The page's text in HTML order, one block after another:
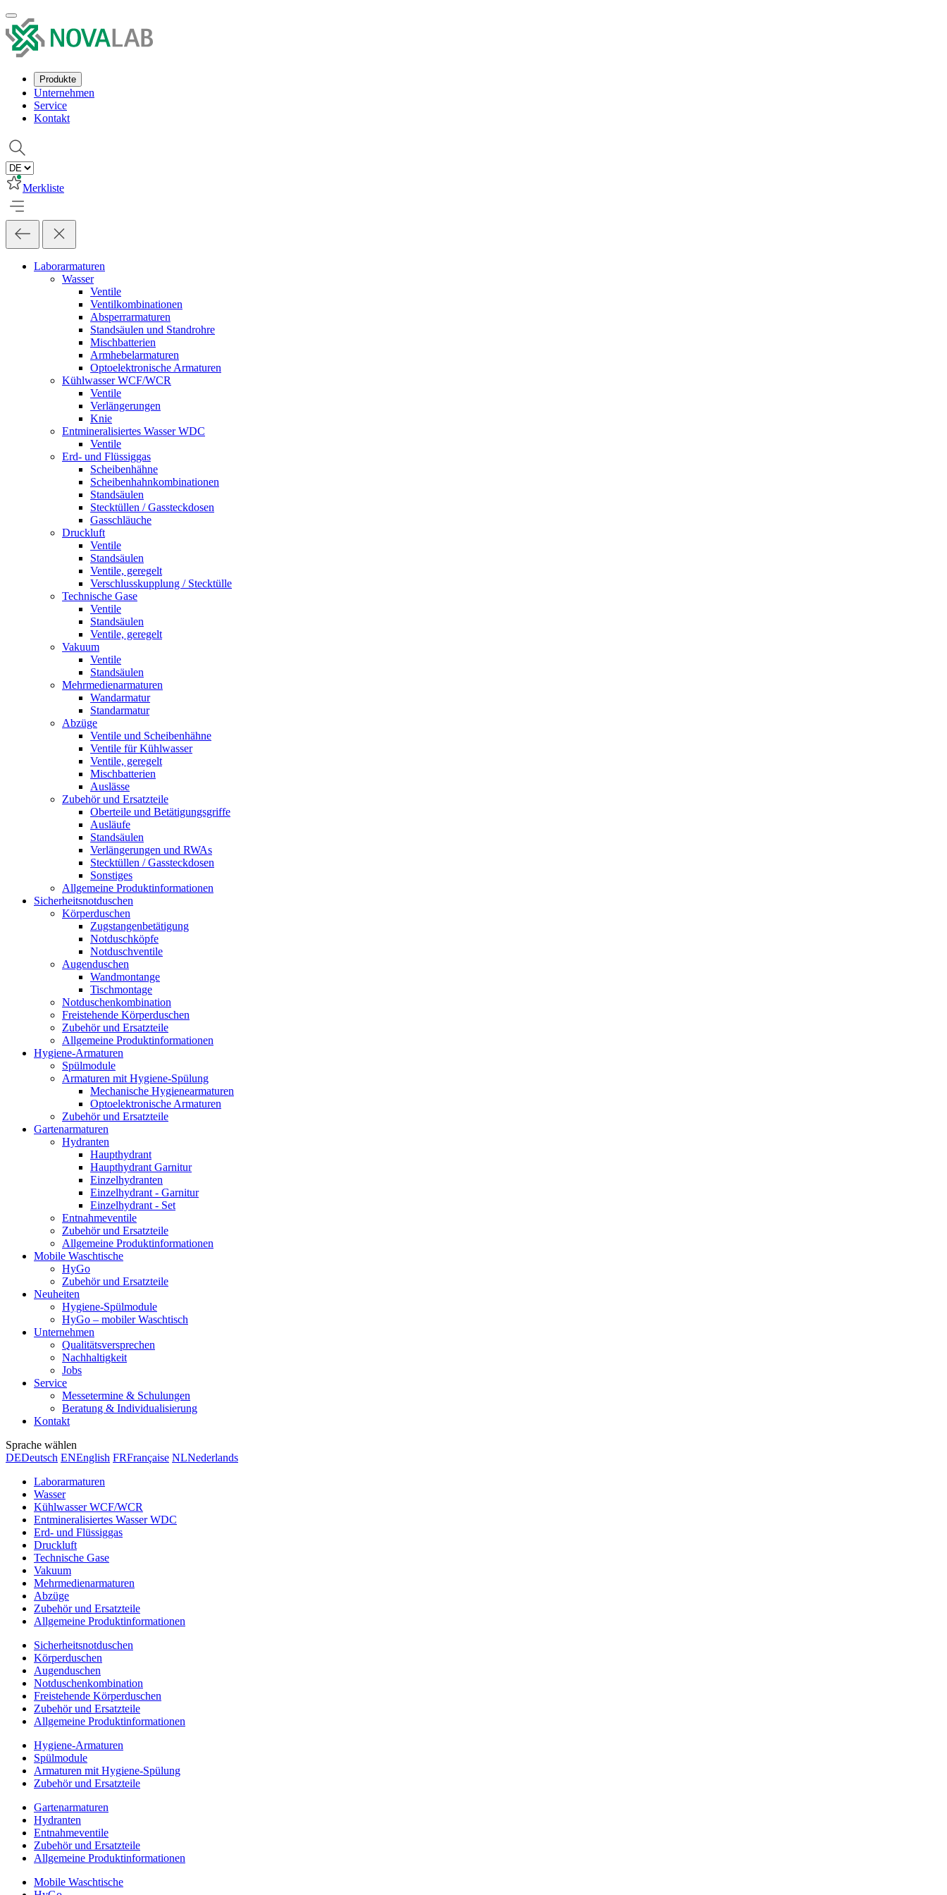
Produkte
Unternehmen
Service
Kontakt
Merkliste
Laborarmaturen
Wasser
Ventile
Ventilkombinationen
Absperrarmaturen
Standsäulen und Standrohre
Mischbatterien
Armhebelarmaturen
Optoelektronische Armaturen
Kühlwasser WCF/WCR
Ventile
Verlängerungen
Knie
Entmineralisiertes Wasser WDC
Ventile
Erd- und Flüssiggas
Scheibenhähne
Scheibenhahnkombinationen
Standsäulen
Stecktüllen / Gassteckdosen
Gasschläuche
Druckluft
Ventile
Standsäulen
Ventile, geregelt
Verschlusskupplung / Stecktülle
Technische Gase
Ventile
Standsäulen
Ventile, geregelt
Vakuum
Ventile
Standsäulen
Mehrmedienarmaturen
Wandarmatur
Standarmatur
Abzüge
Ventile und Scheibenhähne
Ventile für Kühlwasser
Ventile, geregelt
Mischbatterien
Auslässe
Zubehör und Ersatzteile
Oberteile und Betätigungsgriffe
Ausläufe
Standsäulen
Verlängerungen und RWAs
Stecktüllen / Gassteckdosen
Sonstiges
Allgemeine Produktinformationen
Sicherheitsnotduschen
Körperduschen
Zugstangenbetätigung
Notduschköpfe
Notduschventile
Augenduschen
Wandmontange
Tischmontage
Notduschenkombination
Freistehende Körperduschen
Zubehör und Ersatzteile
Allgemeine Produktinformationen
Hygiene-Armaturen
Spülmodule
Armaturen mit Hygiene-Spülung
Mechanische Hygienearmaturen
Optoelektronische Armaturen
Zubehör und Ersatzteile
Gartenarmaturen
Hydranten
Haupthydrant
Haupthydrant Garnitur
Einzelhydranten
Einzelhydrant - Garnitur
Einzelhydrant - Set
Entnahmeventile
Zubehör und Ersatzteile
Allgemeine Produktinformationen
Mobile Waschtische
HyGo
Zubehör und Ersatzteile
Neuheiten
Hygiene-Spülmodule
HyGo – mobiler Waschtisch
Unternehmen
Qualitätsversprechen
Nachhaltigkeit
Jobs
Service
Messetermine & Schulungen
Beratung & Individualisierung
Kontakt
Sprache wählen
DEDeutsch ENEnglish FRFrançaise NLNederlands
Laborarmaturen
Wasser
Kühlwasser WCF/WCR
Entmineralisiertes Wasser WDC
Erd- und Flüssiggas
Druckluft
Technische Gase
Vakuum
Mehrmedienarmaturen
Abzüge
Zubehör und Ersatzteile
Allgemeine Produktinformationen
Sicherheitsnotduschen
Körperduschen
Augenduschen
Notduschenkombination
Freistehende Körperduschen
Zubehör und Ersatzteile
Allgemeine Produktinformationen
Hygiene-Armaturen
Spülmodule
Armaturen mit Hygiene-Spülung
Zubehör und Ersatzteile
Gartenarmaturen
Hydranten
Entnahmeventile
Zubehör und Ersatzteile
Allgemeine Produktinformationen
Mobile Waschtische